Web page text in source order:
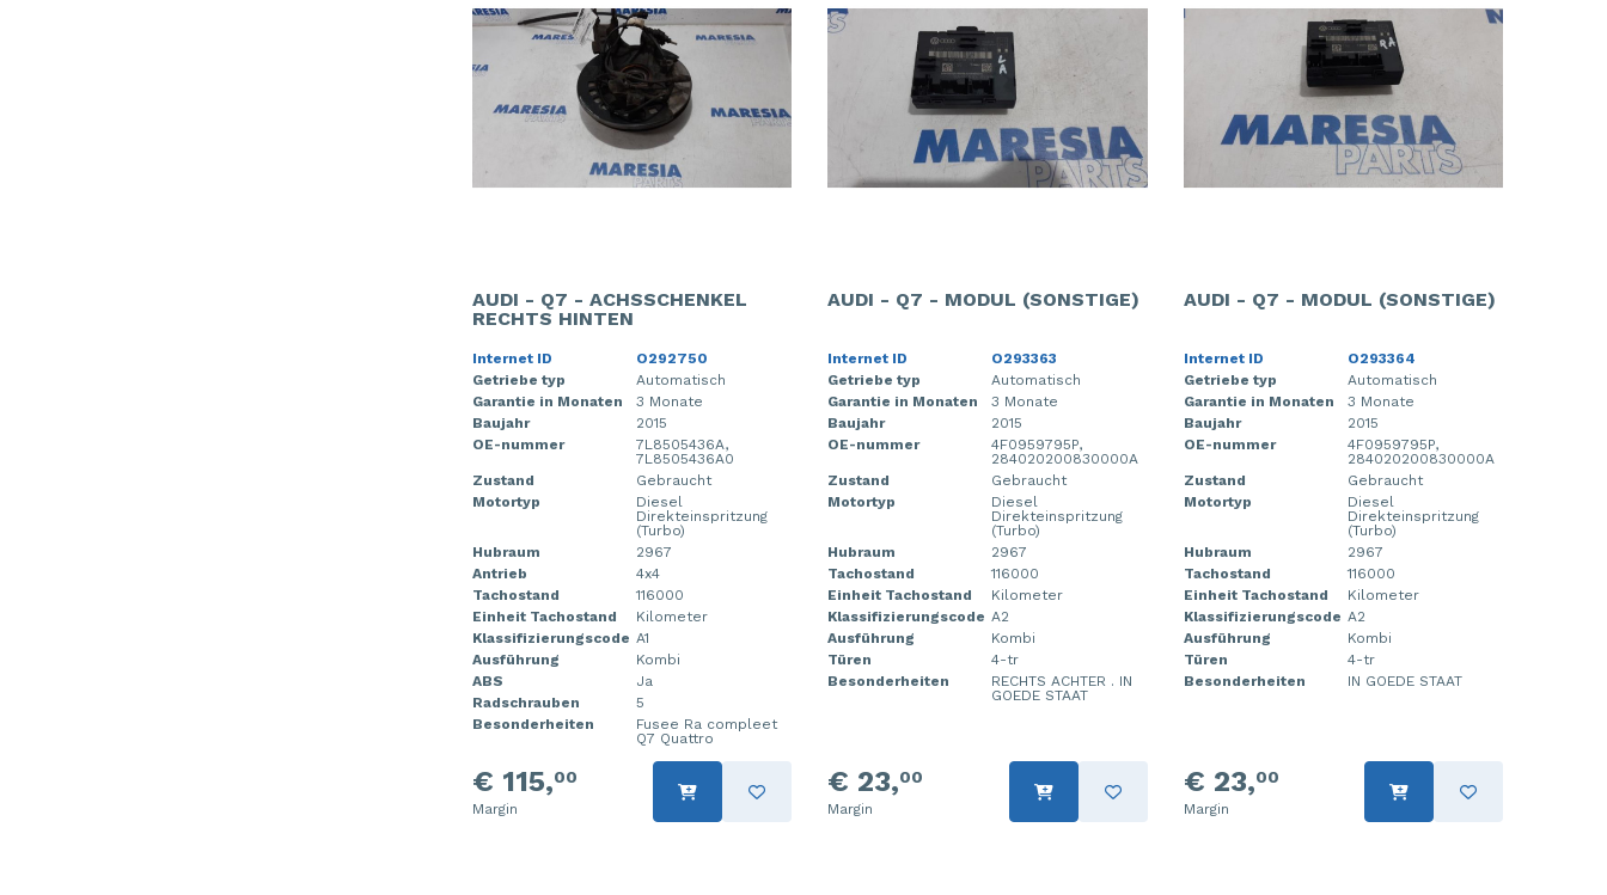
AUDI - Q7 - ACHSSCHENKEL
RECHTS HINTEN
Internet ID
O292750
Getriebe typ
Automatisch
Garantie in Monaten
3 Monate
Baujahr
2015
OE-nummer
7L8505436A,
7L8505436A0
Zustand
Gebraucht
Motortyp
Diesel
Direkteinspritzung
(Turbo)
Hubraum
2967
Antrieb
4x4
Tachostand
116000
Einheit Tachostand
Kilometer
Klassifizierungscode A1
Ausführung
Kombi
ABS
Ja
Radschrauben
5
Besonderheiten
Fusee Ra compleet
Q7 Quattro
€ 115,00
Margin
AUDI - Q7 - MODUL (SONSTIGE)
Internet ID
O293363
Getriebe typ
Automatisch
Garantie in Monaten
3 Monate
Baujahr
2015
OE-nummer
4F0959795P,
284020200830000A
Zustand
Gebraucht
Motortyp
Diesel
Direkteinspritzung
(Turbo)
Hubraum
2967
Tachostand
116000
Einheit Tachostand
Kilometer
Klassifizierungscode A2
Ausführung
Kombi
Türen
4-tr
Besonderheiten
RECHTS ACHTER . IN
GOEDE STAAT
€ 23,00
Margin
AUDI - Q7 - MODUL (SONSTIGE)
Internet ID
O293364
Getriebe typ
Automatisch
Garantie in Monaten
3 Monate
Baujahr
2015
OE-nummer
4F0959795P,
284020200830000A
Zustand
Gebraucht
Motortyp
Diesel
Direkteinspritzung
(Turbo)
Hubraum
2967
Tachostand
116000
Einheit Tachostand
Kilometer
Klassifizierungscode A2
Ausführung
Kombi
Türen
4-tr
Besonderheiten
IN GOEDE STAAT
€ 23,00
Margin